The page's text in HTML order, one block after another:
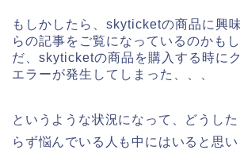
もしかしたら、skyticketの商品に興
らの記事をご覧になっているのかも
だ、skyticketの商品を購入する時に
エラーが発生してしまった、、、
というような状況になって、どうし
らず悩んでいる人も中にはいると思